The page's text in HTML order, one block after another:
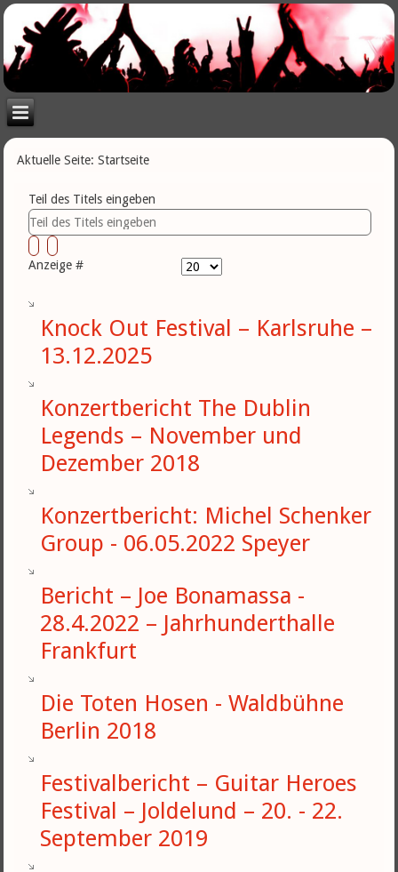
Aktuelle Seite:Startseite
Teil des Titels eingeben
Anzeige #
Knock Out Festival – Karlsruhe –
13.12.2025
Konzertbericht The Dublin
Legends – November und
Dezember 2018
Konzertbericht: Michel Schenker
Group - 06.05.2022 Speyer
Bericht – Joe Bonamassa -
28.4.2022 – Jahrhunderthalle
Frankfurt
Die Toten Hosen - Waldbühne
Berlin 2018
Festivalbericht – Guitar Heroes
Festival – Joldelund – 20. - 22.
September 2019